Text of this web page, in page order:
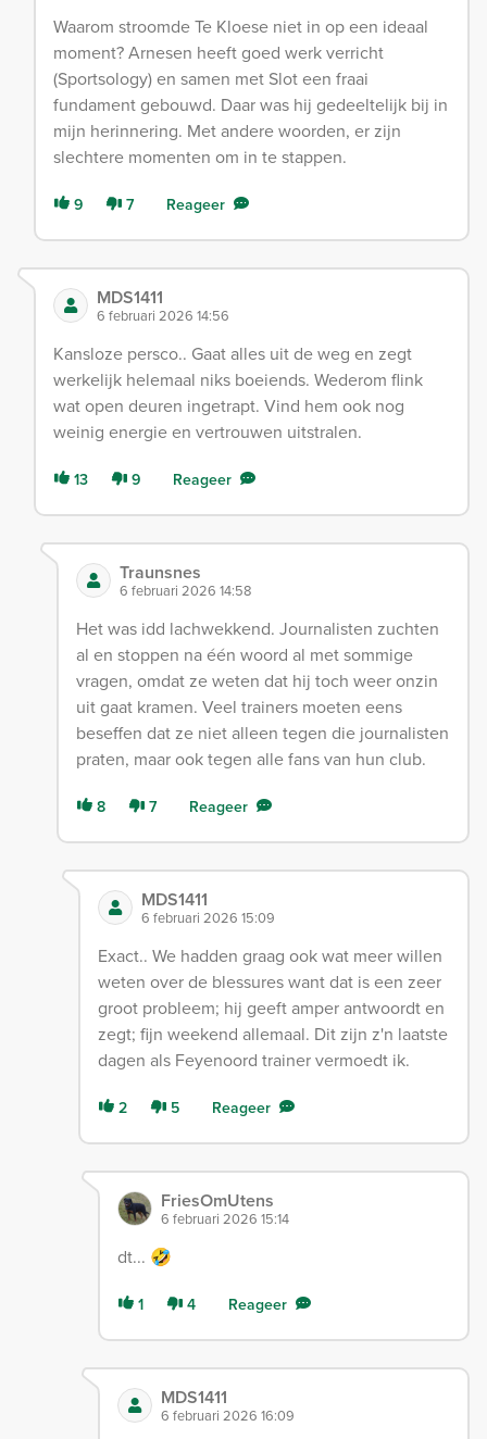
Waarom stroomde Te Kloese niet in op een ideaal
moment? Arnesen heeft goed werk verricht
(Sportsology) en samen met Slot een fraai
fundament gebouwd. Daar was hij gedeeltelijk bij in
mijn herinnering. Met andere woorden, er zijn
slechtere momenten om in te stappen.
9 7 Reageer
MDS1411
6 februari 2026 14:56
Kansloze persco.. Gaat alles uit de weg en zegt
werkelijk helemaal niks boeiends. Wederom flink
wat open deuren ingetrapt. Vind hem ook nog
weinig energie en vertrouwen uitstralen.
13 9 Reageer
Traunsnes
6 februari 2026 14:58
Het was idd lachwekkend. Journalisten zuchten
al en stoppen na één woord al met sommige
vragen, omdat ze weten dat hij toch weer onzin
uit gaat kramen. Veel trainers moeten eens
beseffen dat ze niet alleen tegen die journalisten
praten, maar ook tegen alle fans van hun club.
8 7 Reageer
MDS1411
6 februari 2026 15:09
Exact.. We hadden graag ook wat meer willen
weten over de blessures want dat is een zeer
groot probleem; hij geeft amper antwoordt en
zegt; fijn weekend allemaal. Dit zijn z'n laatste
dagen als Feyenoord trainer vermoedt ik.
2 5 Reageer
FriesOmUtens
6 februari 2026 15:14
dt... 🤣
1 4 Reageer
MDS1411
6 februari 2026 16:09